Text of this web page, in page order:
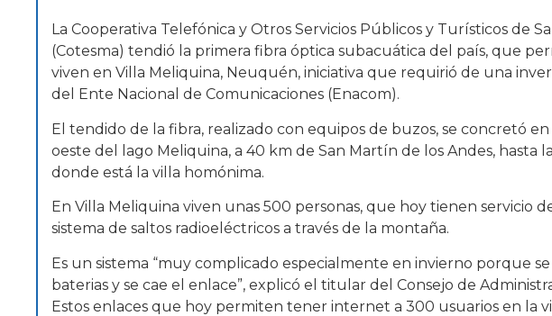
La Cooperativa Telefónica y Otros Servicios Públicos y Turísticos de
(Cotesma) tendió la primera fibra óptica subacuática del país, que
viven en Villa Meliquina, Neuquén, iniciativa que requirió de una
del Ente Nacional de Comunicaciones (Enacom).
El tendido de la fibra, realizado con equipos de buzos, se concretó
oeste del lago Meliquina, a 40 km de San Martín de los Andes, hasta
donde está la villa homónima.
En Villa Meliquina viven unas 500 personas, que hoy tienen servicio
sistema de saltos radioeléctricos a través de la montaña.
Es un sistema “muy complicado especialmente en invierno porque
baterias y se cae el enlace”, explicó el titular del Consejo de
Estos enlaces que hoy permiten tener internet a 300 usuarios en la